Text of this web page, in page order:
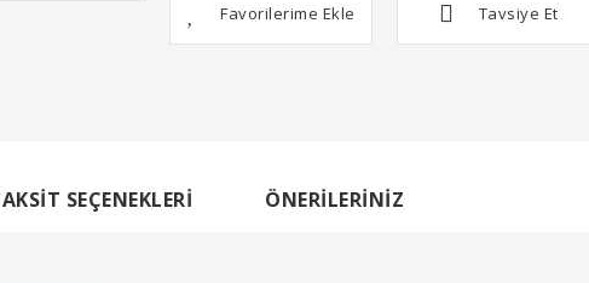
Tavsiye Et
SEÇENEKLERI ÖNERILERINIZ